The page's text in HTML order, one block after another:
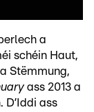
a
schéin Haut,
Stëmmung,
ass 2013 a
D’Iddi ass